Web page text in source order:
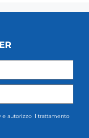
e autorizzo il trattamento